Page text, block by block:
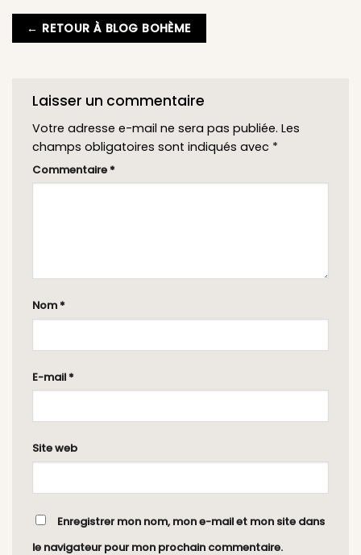
← RETOUR À BLOG BOHÈME
Laisser un commentaire
Votre adresse e-mail ne sera pas publiée. Les
champs obligatoires sont indiqués avec *
Commentaire *
Nom *
E-mail *
Site web
Enregistrer mon nom, mon e-mail et mon site dans
le navigateur pour mon prochain commentaire.